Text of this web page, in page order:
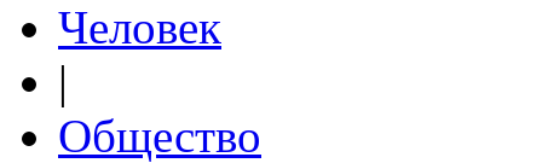
Человек
|
Общество